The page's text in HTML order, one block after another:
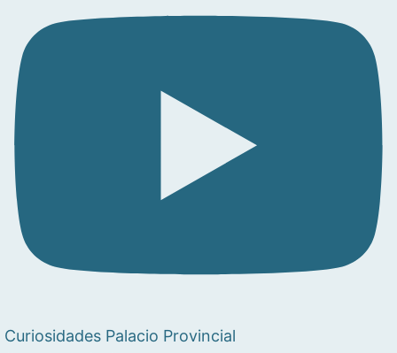
Curiosidades Palacio Provincial